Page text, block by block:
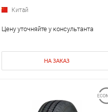
Китай
Цену уточняйте у консультанта
НА ЗАКАЗ